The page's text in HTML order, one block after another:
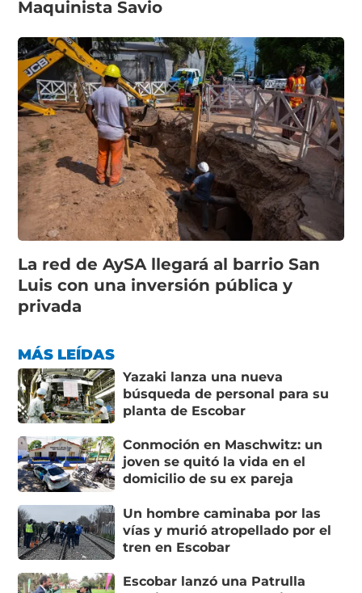
Maquinista Savio
La red de AySA llegará al barrio San
Luis con una inversión pública y
privada
MÁS LEÍDAS
Yazaki lanza una nueva
búsqueda de personal para su
planta de Escobar
Conmoción en Maschwitz: un
joven se quitó la vida en el
domicilio de su ex pareja
Un hombre caminaba por las
vías y murió atropellado por el
tren en Escobar
Escobar lanzó una Patrulla